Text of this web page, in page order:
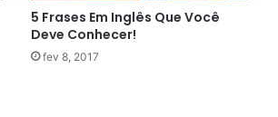
5 Frases Em Inglês Que Você
Deve Conhecer!
fev 8, 2017